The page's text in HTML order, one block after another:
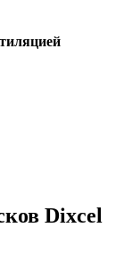
Dixcel